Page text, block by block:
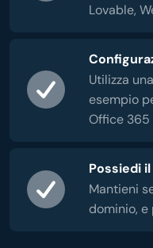
Lovable,
Utilizza
esempio
Office 365
Possiedi
Mantieni
dominio, e